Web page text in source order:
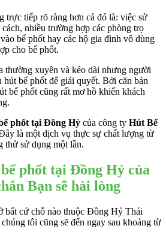
trực tiếp rõ ràng hơn cả đó là: việc sử
nhiều trường hợp các phòng trọ
bể phốt hay các hộ gia đình vô dùng
cho bể phốt.
thường xuyên và kéo dài nhưng người
bể phốt để giải quyết. Bởi căn bản
bể phốt cũng rất mơ hồ khiến khách
phốt tại Đồng Hỷ của công ty Hút Bể
là một dịch vụ thực sự chất lượng từ
thử sử dụng một lần.
phốt tại Đồng Hỷ của
Bạn sẽ hài lòng
bất cứ chỗ nào thuộc Đồng Hỷ Thái
tôi cũng sẽ đến ngay sau khoảng từ